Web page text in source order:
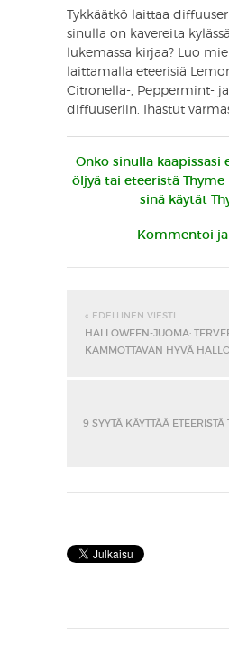
Tykkäätkö laittaa
sinulla on kavereita
lukemassa kirjaa? Luo
laittamalla eteerisiä
Citronella-, Peppermint-
diffuuseriin. Ihastut
Onko sinulla kaapissasi
öljyä tai eteeristä Thyme
sinä käytät
Kommentoi
« EDELLINEN VIESTI
HALLOWEEN-JUOMA:
KAMMOTTAVAN HYVÄ
9 SYYTÄ KÄYTTÄÄ